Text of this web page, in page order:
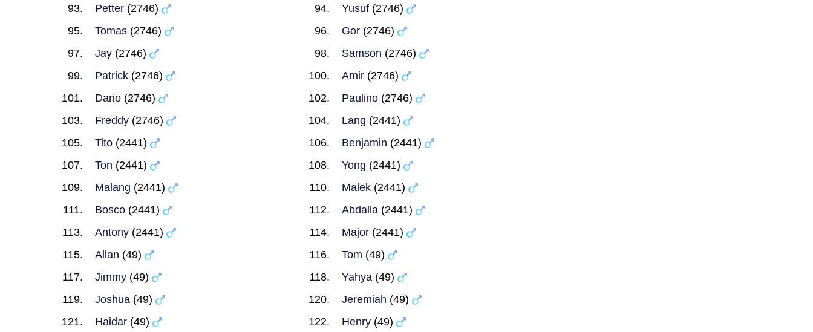
Petter (2746) Yusuf(2746)
Tomas (2746) Gor(2746)
Jay (2746) Samson (2746)
Patrick (2746) Amir(2746)
Dario (2746) Paulino(2746)
Freddy (2746) Lang (2441)
Tito (2441) Benjamin (2441)
Ton (2441) Yong (2441)
Malang (2441) Malek(2441)
Bosco (2441) Abdalla(2441)
Antony (2441) Major(2441)
Allan (49) Tom (49)
Jimmy (49) Yahya(49)
Joshua (49) Jeremiah (49)
Haidar (49) Henry(49)